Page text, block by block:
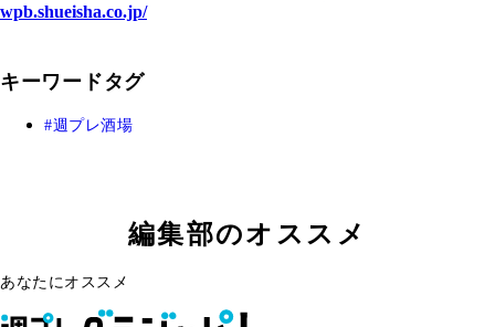
wpb.shueisha.co.jp/
キーワードタグ
週プレ酒場
編集部のオススメ
あなたにオススメ